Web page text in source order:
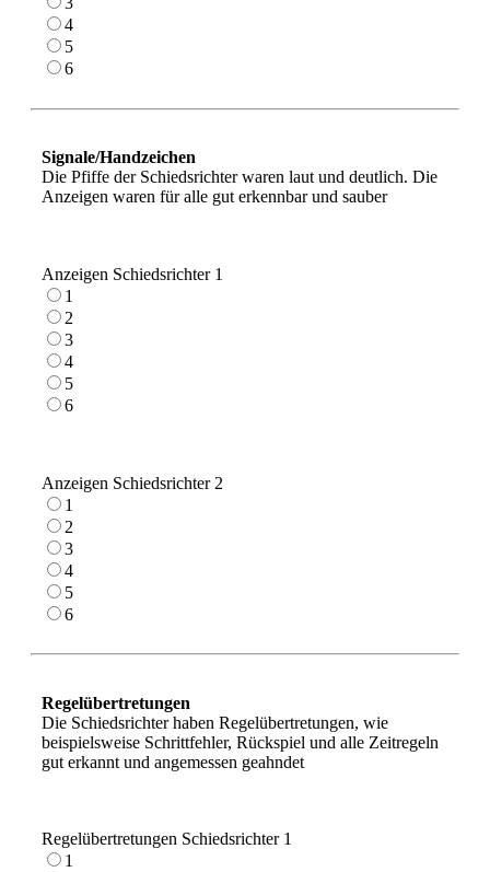
4
5
6
Signale/Handzeichen
Die Pfiffe der Schiedsrichter waren laut und deutlich. Die
Anzeigen waren für alle gut erkennbar und sauber
Anzeigen Schiedsrichter 1
1
2
3
4
5
6
Anzeigen Schiedsrichter 2
1
2
3
4
5
6
Regelübertretungen
Die Schiedsrichter haben Regelübertretungen, wie
beispielsweise Schrittfehler, Rückspiel und alle Zeitregeln
gut erkannt und angemessen geahndet
Regelübertretungen Schiedsrichter 1
1